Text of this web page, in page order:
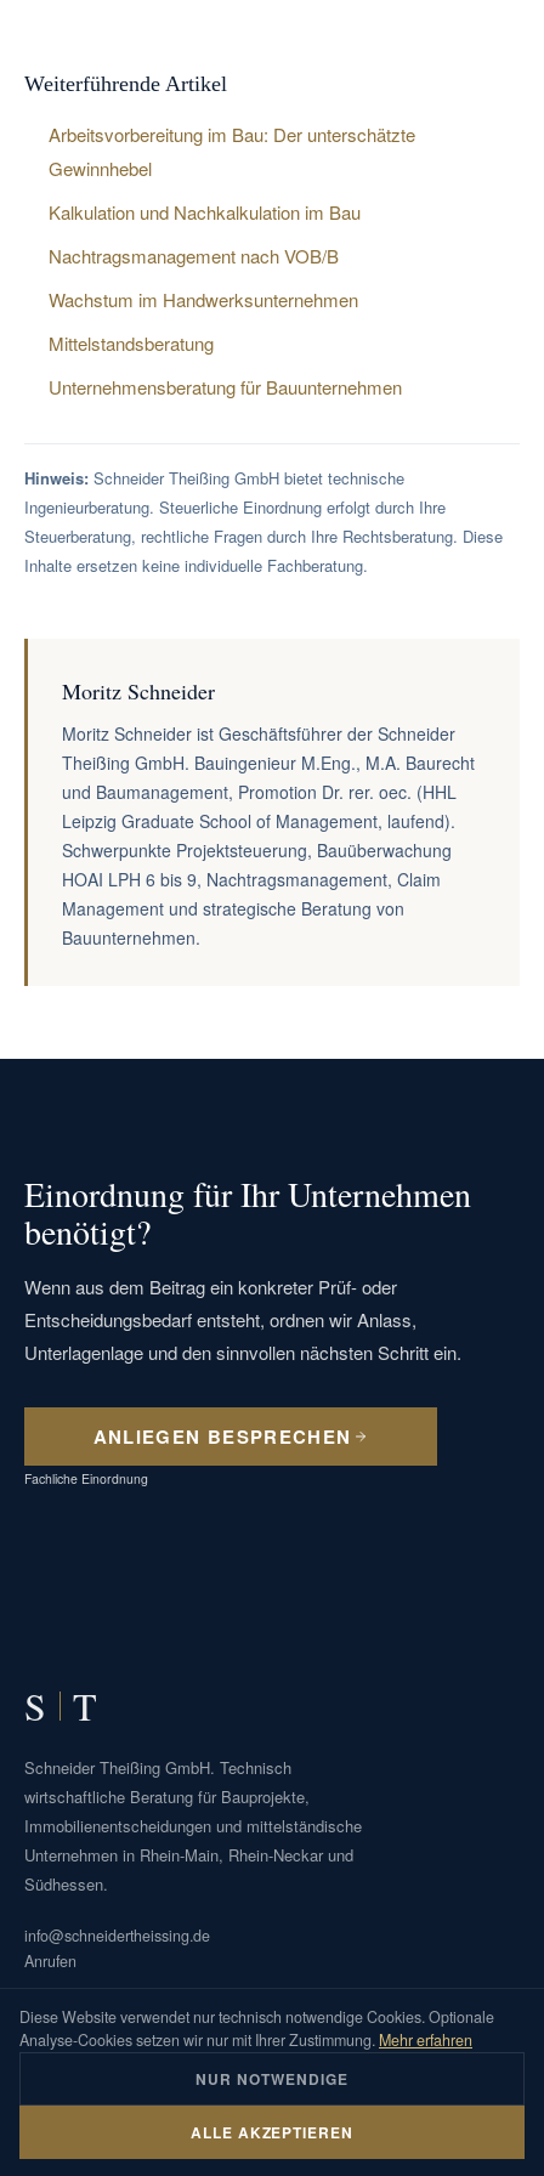
Weiterführende Artikel
Arbeitsvorbereitung im Bau: Der unterschätzte
Gewinnhebel
Kalkulation und Nachkalkulation im Bau
Nachtragsmanagement nach VOB/B
Wachstum im Handwerksunternehmen
Mittelstandsberatung
Unternehmensberatung für Bauunternehmen
Hinweis: Schneider Theißing GmbH bietet technische
Ingenieurberatung. Steuerliche Einordnung erfolgt durch Ihre
Steuerberatung, rechtliche Fragen durch Ihre Rechtsberatung. Diese
Inhalte ersetzen keine individuelle Fachberatung.
Moritz Schneider
Moritz Schneider ist Geschäftsführer der Schneider
Theißing GmbH. Bauingenieur M.Eng., M.A. Baurecht
und Baumanagement, Promotion Dr. rer. oec. (HHL
Leipzig Graduate School of Management, laufend).
Schwerpunkte Projektsteuerung, Bauüberwachung
HOAI LPH 6 bis 9, Nachtragsmanagement, Claim
Management und strategische Beratung von
Bauunternehmen.
Einordnung für Ihr Unternehmen
benötigt?
Wenn aus dem Beitrag ein konkreter Prüf- oder
Entscheidungsbedarf entsteht, ordnen wir Anlass,
Unterlagenlage und den sinnvollen nächsten Schritt ein.
ANLIEGEN BESPRECHEN
Fachliche Einordnung
S T
Schneider Theißing GmbH. Technisch
wirtschaftliche Beratung für Bauprojekte,
Immobilienentscheidungen und mittelständische
Unternehmen in Rhein-Main, Rhein-Neckar und
Südhessen.
info@schneidertheissing.de
Anrufen
Bauüberwachung und Projektsteuerung
Über uns
Diese Website verwendet nur technisch notwendige Cookies. Optionale
Analyse-Cookies setzen wir nur mit Ihrer Zustimmung. Mehr erfahren
NUR NOTWENDIGE
ALLE AKZEPTIEREN